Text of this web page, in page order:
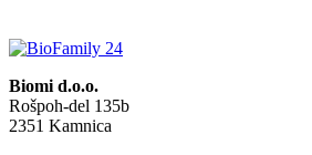
Biomi d.o.o.
Rošpoh-del 135b
2351 Kamnica